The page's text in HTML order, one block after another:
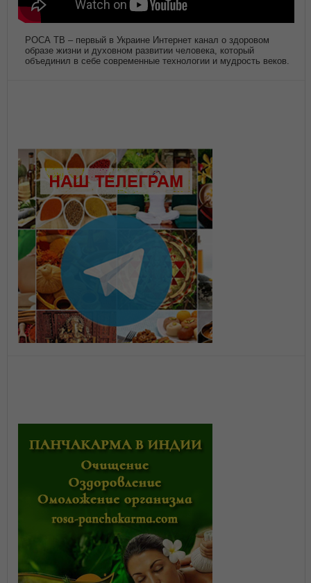
РОСА ТВ – первый в Украине Интернет канал о здоровом
образе жизни и духовном развитии человека, который
объединил в себе современные технологии и мудрость веков.